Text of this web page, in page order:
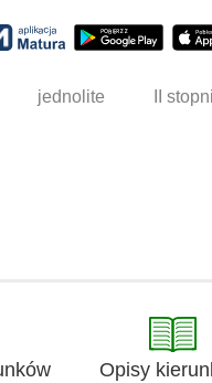
jednolite II
Opisy